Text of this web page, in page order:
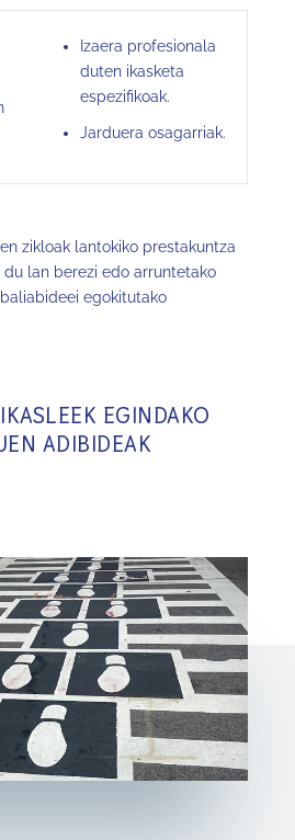
Izaera profesionala
duten ikasketa
espezifikoak.
Jarduera osagarriak.
zikloak lantokiko prestakuntza
lan berezi edo arruntetako
egokitutako
EGINDAKO
ADIBIDEAK